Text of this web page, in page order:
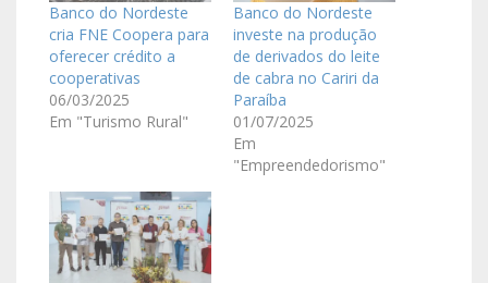
Banco do Nordeste
cria FNE Coopera para
oferecer crédito a
cooperativas
06/03/2025
Em "Turismo Rural"
Banco do Nordeste
investe na produção
de derivados do leite
de cabra no Cariri da
Paraíba
01/07/2025
Em
"Empreendedorismo"